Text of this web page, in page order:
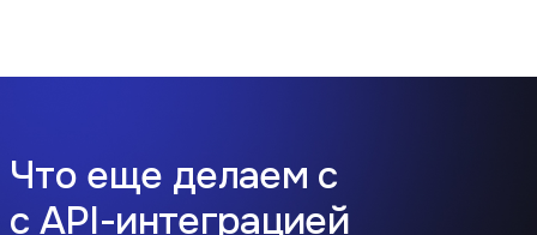
Что еще делаем с
с API-интеграцией